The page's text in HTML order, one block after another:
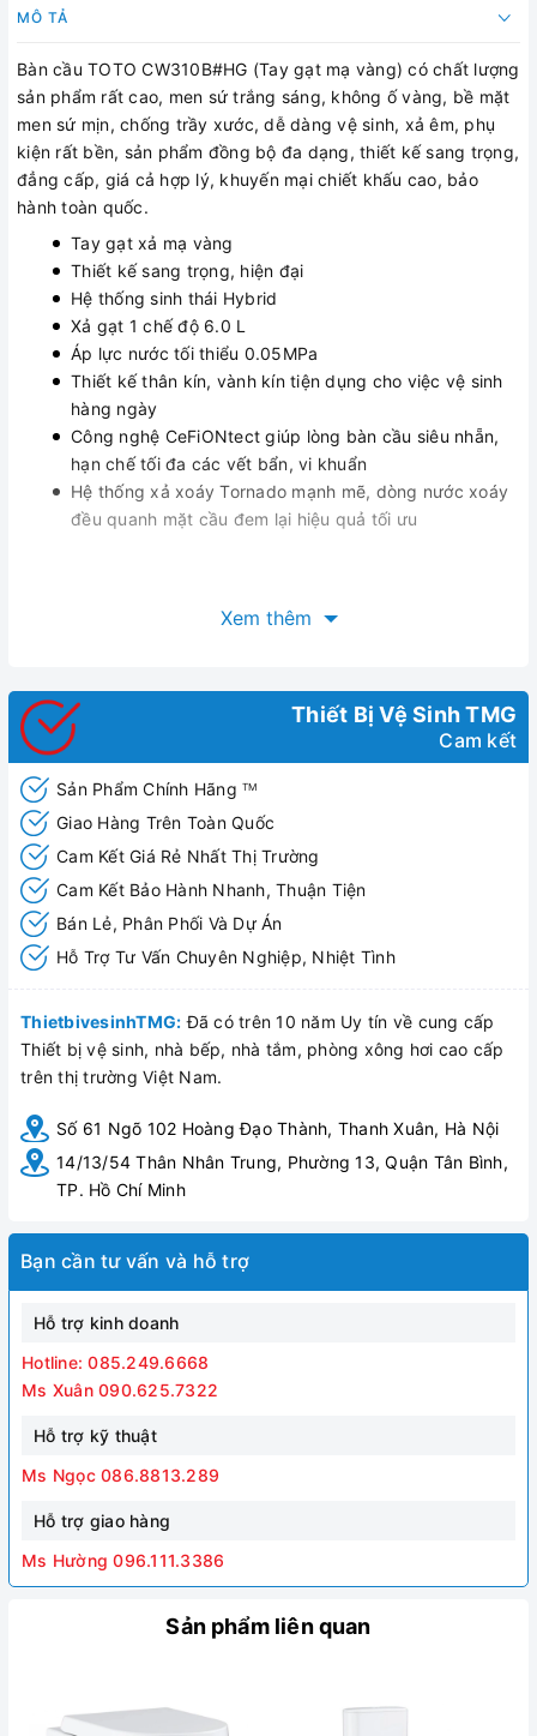
MÔ TẢ
Bàn cầu TOTO CW310B#HG (Tay gạt mạ vàng) có chất lượng
sản phẩm rất cao, men sứ trắng sáng, không ố vàng, bề mặt
men sứ mịn, chống trầy xước, dễ dàng vệ sinh, xả êm, phụ
kiện rất bền, sản phẩm đồng bộ đa dạng, thiết kế sang trọng,
đẳng cấp, giá cả hợp lý, khuyến mại chiết khấu cao, bảo
hành toàn quốc.
Tay gạt xả mạ vàng
Thiết kế sang trọng, hiện đại
Hệ thống sinh thái Hybrid
Xả gạt 1 chế độ 6.0 L
Áp lực nước tối thiểu 0.05MPa
Thiết kế thân kín, vành kín tiện dụng cho việc vệ sinh
hàng ngày
Công nghệ CeFiONtect giúp lòng bàn cầu siêu nhẵn,
hạn chế tối đa các vết bẩn, vi khuẩn
Hệ thống xả xoáy Tornado mạnh mẽ, dòng nước xoáy
đều quanh mặt cầu đem lại hiệu quả tối ưu
Xem thêm
Thiết Bị Vệ Sinh TMG
Cam kết
Sản Phẩm Chính Hãng TM
Giao Hàng Trên Toàn Quốc
Cam Kết Giá Rẻ Nhất Thị Trường
Cam Kết Bảo Hành Nhanh, Thuận Tiện
Bán Lẻ, Phân Phối Và Dự Án
Hỗ Trợ Tư Vấn Chuyên Nghiệp, Nhiệt Tình
ThietbivesinhTMG: Đã có trên 10 năm Uy tín về cung cấp
Thiết bị vệ sinh, nhà bếp, nhà tắm, phòng xông hơi cao cấp
trên thị trường Việt Nam.
Số 61 Ngõ 102 Hoàng Đạo Thành, Thanh Xuân, Hà Nội
14/13/54 Thân Nhân Trung, Phường 13, Quận Tân Bình,
TP. Hồ Chí Minh
Bạn cần tư vấn và hỗ trợ
Hỗ trợ kinh doanh
Hotline: 085.249.6668
Ms Xuân 090.625.7322
Hỗ trợ kỹ thuật
Ms Ngọc 086.8813.289
Hỗ trợ giao hàng
Ms Hường 096.111.3386
Sản phẩm liên quan